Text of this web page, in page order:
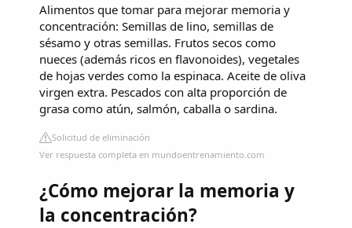
Alimentos que tomar para mejorar memoria y
concentración: Semillas de lino, semillas de
sésamo y otras semillas. Frutos secos como
nueces (además ricos en flavonoides), vegetales
de hojas verdes como la espinaca. Aceite de oliva
virgen extra. Pescados con alta proporción de
grasa como atún, salmón, caballa o sardina.
Solicitud de eliminación
Ver respuesta completa en mundoentrenamiento.com
¿Cómo mejorar la memoria y
la concentración?